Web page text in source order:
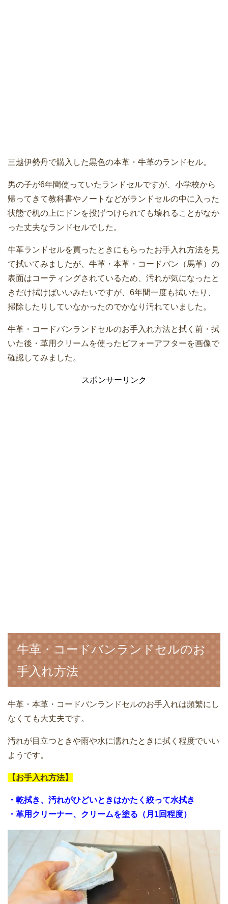
三越伊勢丹で購入した黒色の本革・牛革のランドセル。
男の子が6年間使っていたランドセルですが、小学校から
帰ってきて教科書やノートなどがランドセルの中に入った
状態で机の上にドンを投げつけられても壊れることがなか
った丈夫なランドセルでした。
牛革ランドセルを買ったときにもらったお手入れ方法を見
て拭いてみましたが、牛革・本革・コードバン（馬革）の
表面はコーティングされているため、汚れが気になったと
きだけ拭けばいいみたいですが、6年間一度も拭いたり、
掃除したりしていなかったのでかなり汚れていました。
牛革・コードバンランドセルのお手入れ方法と拭く前・拭
いた後・革用クリームを使ったビフォーアフターを画像で
確認してみました。
スポンサーリンク
牛革・コードバンランドセルのお
手入れ方法
牛革・本革・コードバンランドセルのお手入れは頻繁にし
なくても大丈夫です。
汚れが目立つときや雨や水に濡れたときに拭く程度でいい
ようです。
【お手入れ方法】
・乾拭き、汚れがひどいときはかたく絞って水拭き
・革用クリーナー、クリームを塗る（月1回程度）